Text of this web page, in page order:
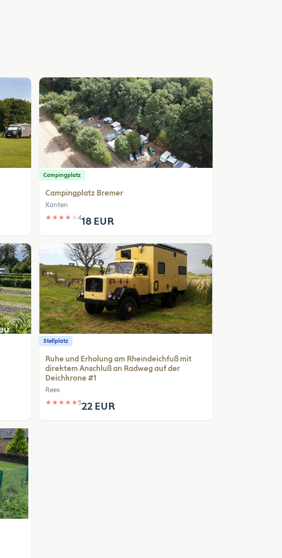
Campingplatz
Campingplatz Bremer
Xanten
★ ★ ★ ★ ★ 418 EUR
Stellplatz
Ruhe und Erholung am Rheindeichfuß mit
direktem Anschluß an Radweg auf der
Deichkrone #1
Rees
★ ★ ★ ★ ★522 EUR